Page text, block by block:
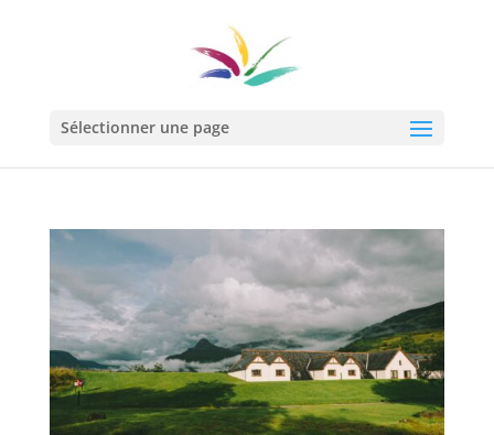
Sélectionner une page